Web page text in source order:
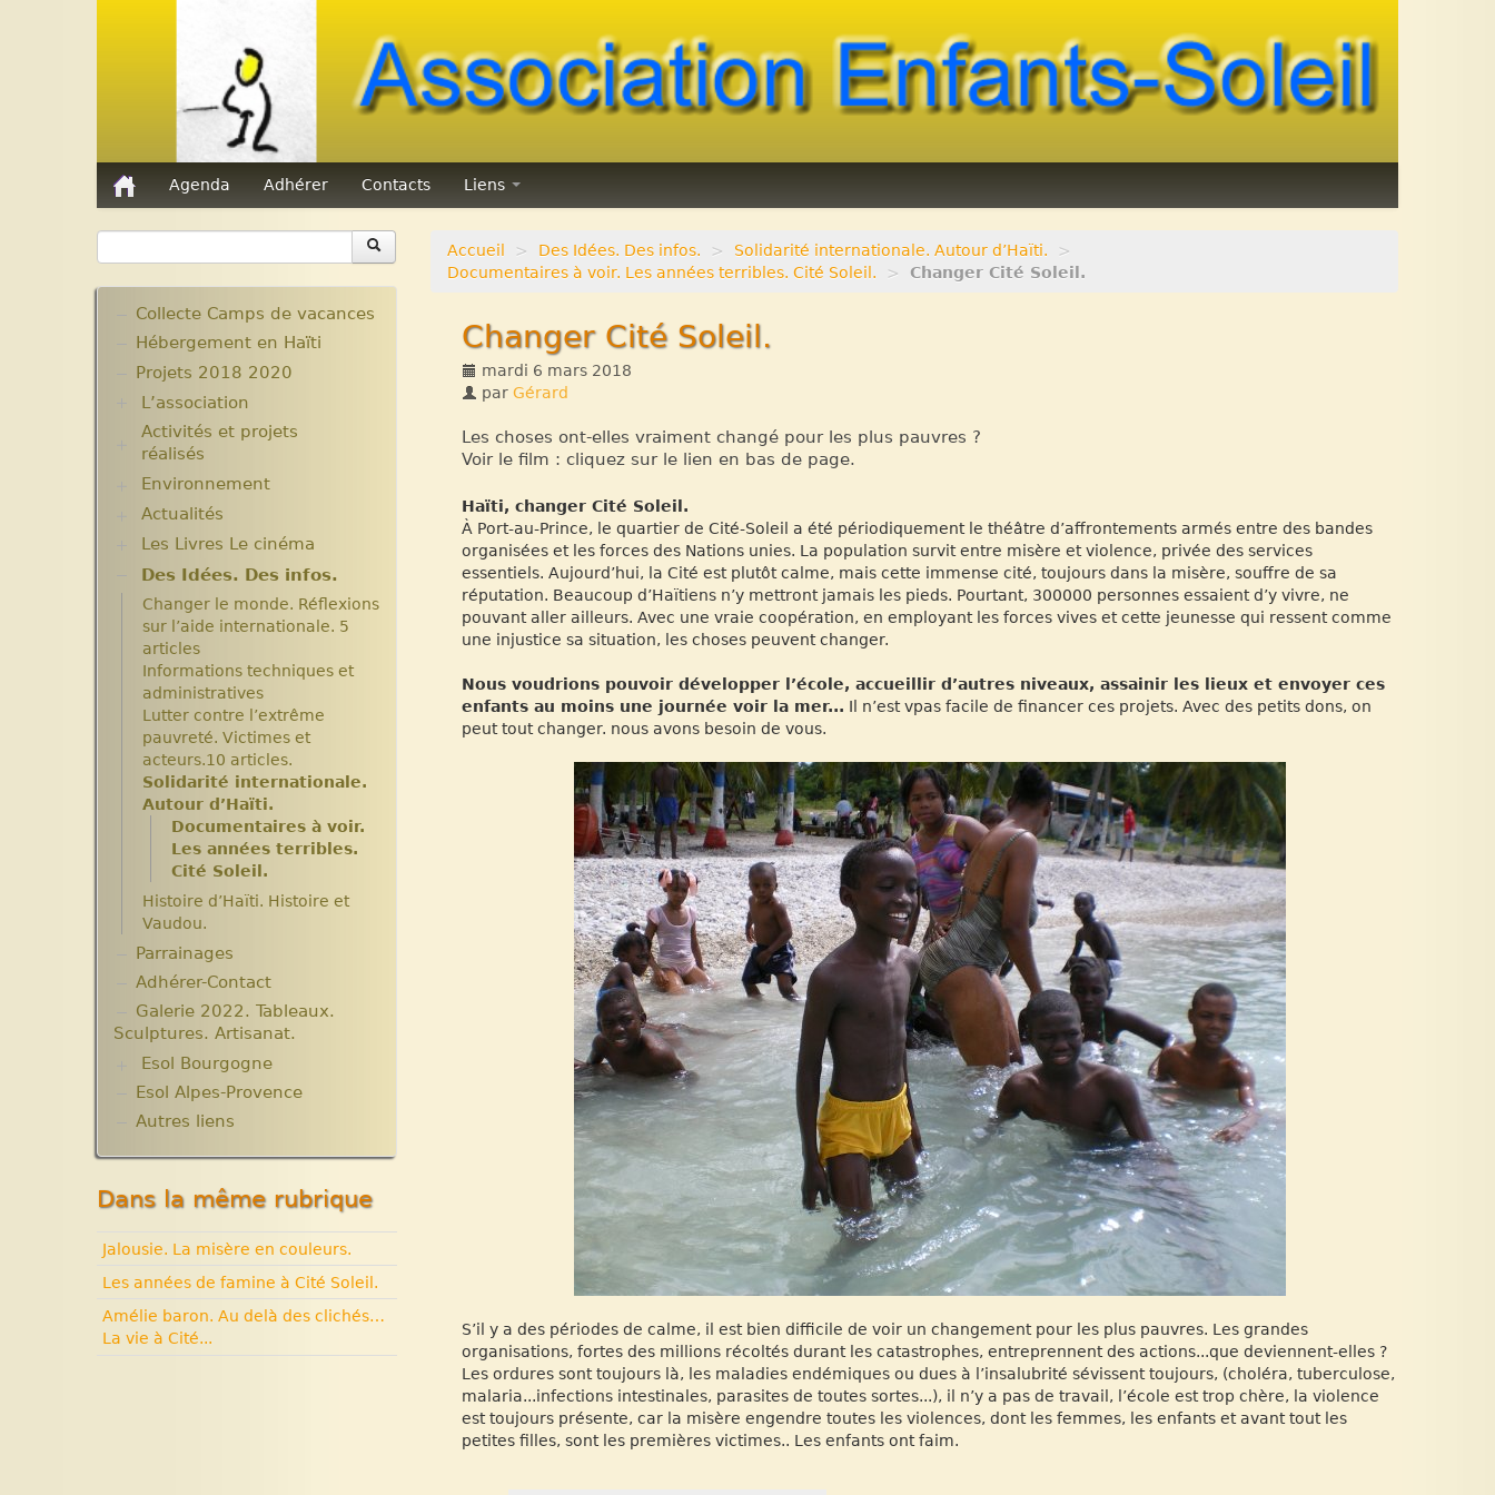
Agenda Adhérer Contacts Liens
Accueil > Des Idées. Des infos. > Solidarité internationale. Autour d’Haïti.
>
Documentaires à voir. Les années terribles. Cité Soleil.
> Changer Cité Soleil.
Changer Cité Soleil.
mardi 6 mars 2018
par Gérard
Les choses ont-elles vraiment changé pour les plus pauvres ?
Voir le film : cliquez sur le lien en bas de page.
Haïti, changer Cité Soleil.
À Port-au-Prince, le quartier de Cité-Soleil a été périodiquement le théâtre d’affrontements armés entre des bandes
organisées et les forces des Nations unies. La population survit entre misère et violence, privée des services
essentiels. Aujourd’hui, la Cité est plutôt calme, mais cette immense cité, toujours dans la misère, souffre de sa
réputation. Beaucoup d’Haïtiens n’y mettront jamais les pieds. Pourtant, 300000 personnes essaient d’y vivre, ne
pouvant aller ailleurs. Avec une vraie coopération, en employant les forces vives et cette jeunesse qui ressent comme
une injustice sa situation, les choses peuvent changer.
Nous voudrions pouvoir développer l’école, accueillir d’autres niveaux, assainir les lieux et envoyer ces
enfants au moins une journée voir la mer... Il n’est vpas facile de financer ces projets. Avec des petits dons, on
peut tout changer. nous avons besoin de vous.
S’il y a des périodes de calme, il est bien difficile de voir un changement pour les plus pauvres. Les grandes
organisations, fortes des millions récoltés durant les catastrophes, entreprennent des actions...que deviennent-elles ?
Les ordures sont toujours là, les maladies endémiques ou dues à l’insalubrité sévissent toujours, (choléra, tuberculose,
malaria...infections intestinales, parasites de toutes sortes...), il n’y a pas de travail, l’école est trop chère, la violence
est toujours présente, car la misère engendre toutes les violences, dont les femmes, les enfants et avant tout les
petites filles, sont les premières victimes.. Les enfants ont faim.
Collecte Camps de vacances
Hébergement en Haïti
Projets 2018 2020
L’association
Assemblées Générales
Nos partenaires.
Activités et projets
réalisés
Ecole Massawist. Verrettes.
Agrandissement et
Expositions
Archives
Aide en nature : Containers
Années 2010 2012
Projets et bilans années
2013 / 2014
Environnement
Plantes pour Haïti
Solidarité et environnement
Actualités
Chroniques du séjour Août
2017
2016
Chroniques du Voyage Février
Mars 2017
Les micro-crédits
Les Livres Le cinéma
Critiques et notes de lecture
Des Idées. Des infos.
Changer le monde. Réflexions
sur l’aide internationale. 5
articles
Informations techniques et
administratives
Lutter contre l’extrême
pauvreté. Victimes et
acteurs.10 articles.
Solidarité internationale.
Autour d’Haïti.
Documentaires à voir.
Les années terribles.
Cité Soleil.
Histoire d’Haïti. Histoire et
Vaudou.
Parrainages
Adhérer-Contact
Galerie 2022. Tableaux.
Sculptures. Artisanat.
Esol Bourgogne
ACTUALITES
Archives
Esol Alpes-Provence
Autres liens
Dans la même rubrique
Jalousie. La misère en couleurs.
Les années de famine à Cité Soleil.
Amélie baron. Au delà des clichés…
La vie à Cité...